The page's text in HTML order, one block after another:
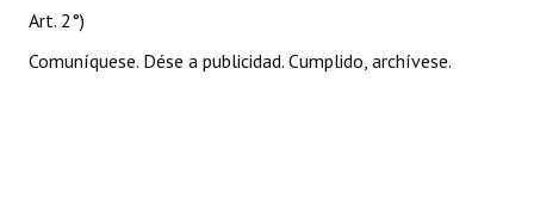
Art. 2°)
Comuníquese. Dése a publicidad. Cumplido, archívese.